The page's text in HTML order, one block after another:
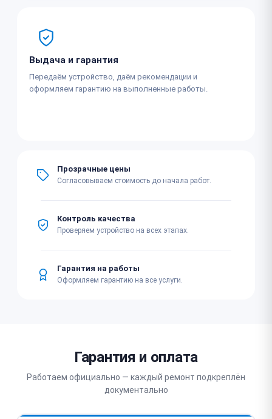
Выдача и гарантия
Передаём устройство, даём рекомендации и
оформляем гарантию на выполненные работы.
Прозрачные цены
Согласовываем стоимость до начала работ.
Контроль качества
Проверяем устройство на всех этапах.
Гарантия на работы
Оформляем гарантию на все услуги.
Гарантия и оплата
Работаем официально — каждый ремонт подкреплён
документально